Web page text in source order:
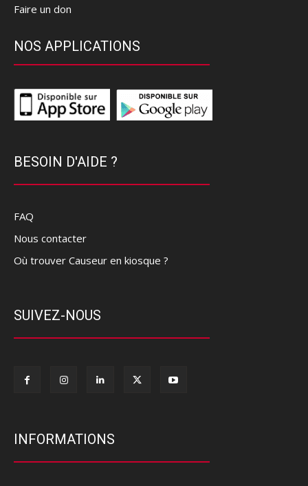
Faire un don
NOS APPLICATIONS
BESOIN D'AIDE ?
FAQ
Nous contacter
Où trouver Causeur en kiosque ?
SUIVEZ-NOUS
INFORMATIONS